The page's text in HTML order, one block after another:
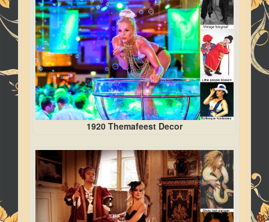
1920 Themafeest Decor